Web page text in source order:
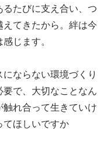
たびに支え合い、つ
てきたから。絆は今
感じます。
ならない環境づくり
で、大切なことなん
れ合って生きていけ
てほしいですか